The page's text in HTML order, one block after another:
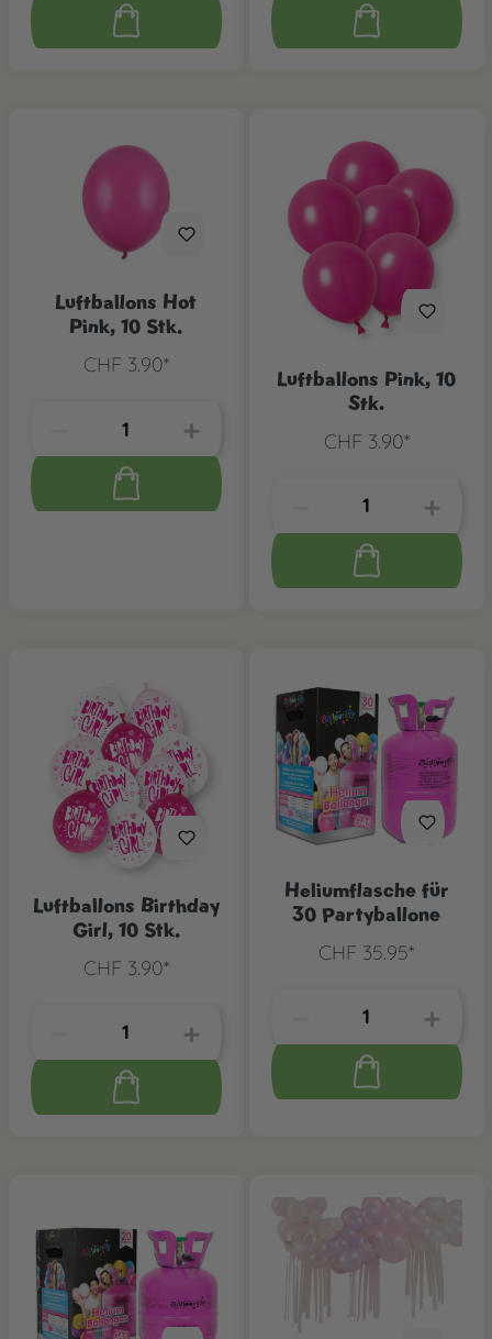
Luftballons Hot
Pink, 10 Stk.
CHF 3.90*
Luftballons Pink, 10
Stk.
CHF 3.90*
Luftballons Birthday
Girl, 10 Stk.
CHF 3.90*
Heliumflasche für
30 Partyballone
CHF 35.95*